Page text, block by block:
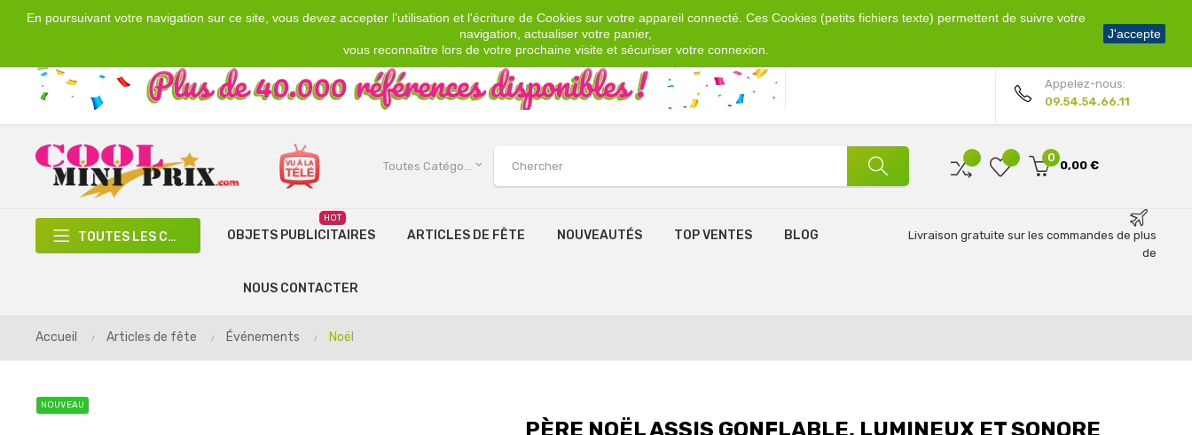
En poursuivant votre navigation sur ce site, vous devez accepter l’utilisation et l'écriture de Cookies sur votre appareil connecté. Ces Cookies (petits fichiers texte) permettent de suivre votre
navigation, actualiser votre panier,
vous reconnaître lors de votre prochaine visite et sécuriser votre connexion.
J'accepte
Emplacement
Devise
Bienvenue !
Mon compte
Appelez-nous:
09.54.54.66.11
Toutes Catégories keyboard_arrow_down
0
0,00 €
TOUTES LES CATÉGORIES OBJETS PUBLICITAIRES
HOT
ARTICLES DE FÊTE NOUVEAUTÉS TOP VENTES BLOG
NOUS CONTACTER
Livraison gratuite sur les commandes de plus
de
Accueil Articles de fête Événements Noël
NOUVEAU
PÈRE NOËL ASSIS GONFLABLE, LUMINEUX ET SONORE